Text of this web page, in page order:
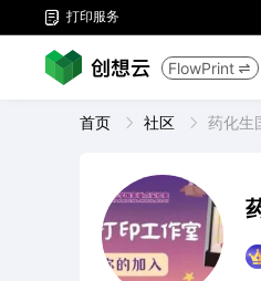
 打印服务
FlowPrint 
首页 社区 药化生